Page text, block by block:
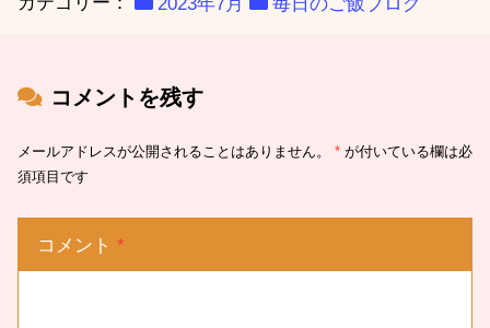
2023年7月 毎日のご飯ブログ
コメントを残す
メールアドレスが公開されることはありません。 * が付いている欄は必
須項目です
コメント *